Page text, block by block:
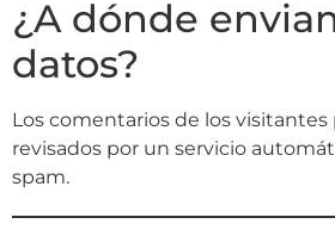
¿A dónde
datos?
Los comentarios de los
revisados por un servicio
spam.